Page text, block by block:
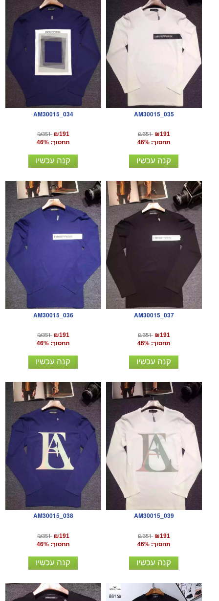
AM30015_034
₪351 ₪191
תחסוך: 46%
קנה עכשיו
AM30015_035
₪351 ₪191
תחסוך: 46%
קנה עכשיו
AM30015_036
₪351 ₪191
תחסוך: 46%
קנה עכשיו
AM30015_037
₪351 ₪191
תחסוך: 46%
קנה עכשיו
AM30015_038
₪351 ₪191
תחסוך: 46%
קנה עכשיו
AM30015_039
₪351 ₪191
תחסוך: 46%
קנה עכשיו